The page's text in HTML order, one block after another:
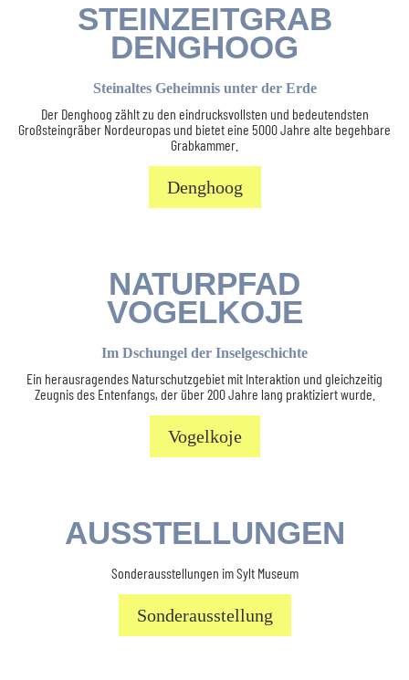
STEINZEITGRAB
DENGHOOG
Steinaltes Geheimnis unter der Erde
Der Denghoog zählt zu den eindrucksvollsten und bedeutendsten
Großsteingräber Nordeuropas und bietet eine 5000 Jahre alte begehbare
Grabkammer.
Denghoog
NATURPFAD
VOGELKOJE
Im Dschungel der Inselgeschichte
Ein herausragendes Naturschutzgebiet mit Interaktion und gleichzeitig
Zeugnis des Entenfangs, der über 200 Jahre lang praktiziert wurde.
Vogelkoje
AUSSTELLUNGEN
Sonderausstellungen im Sylt Museum
Sonderausstellung